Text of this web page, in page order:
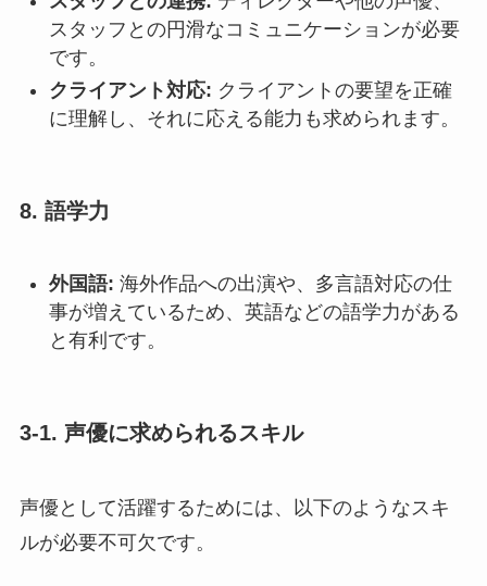
スタッフとの円滑なコミュニケーションが必要
です。
クライアント対応: クライアントの要望を正確
に理解し、それに応える能力も求められます。
8. 語学力
外国語: 海外作品への出演や、多言語対応の仕
事が増えているため、英語などの語学力がある
と有利です。
3-1. 声優に求められるスキル
声優として活躍するためには、以下のようなスキ
ルが必要不可欠です。